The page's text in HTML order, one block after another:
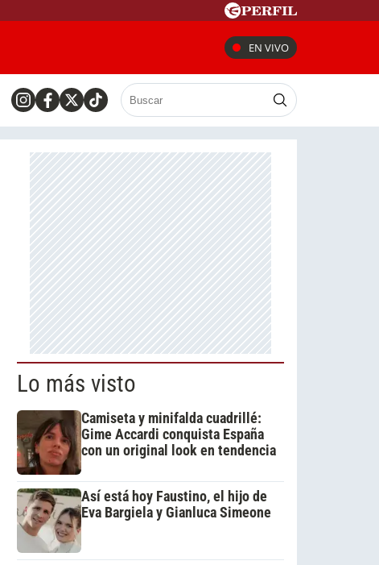
EN VIVO
Lo más visto
Camiseta y minifalda cuadrillé:
Gime Accardi conquista España
con un original look en tendencia
Así está hoy Faustino, el hijo de
Eva Bargiela y Gianluca Simeone